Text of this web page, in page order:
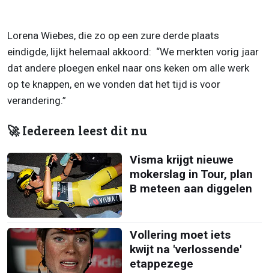
Lorena Wiebes, die zo op een zure derde plaats
eindigde, lijkt helemaal akkoord: “We merkten vorig jaar
dat andere ploegen enkel naar ons keken om alle werk
op te knappen, en we vonden dat het tijd is voor
verandering.”
🚀 Iedereen leest dit nu
Visma krijgt nieuwe
mokerslag in Tour, plan
B meteen aan diggelen
Vollering moet iets
kwijt na 'verlossende'
etappezege